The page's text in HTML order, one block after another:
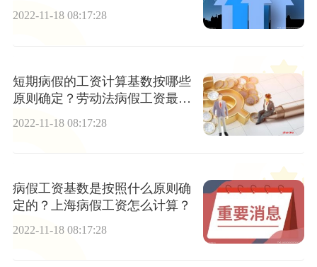
法是什么？
2022-11-18 08:17:28
短期病假的工资计算基数按哪些
原则确定？劳动法病假工资最新
2022-11-18 08:17:28
病假工资基数是按照什么原则确
定的？上海病假工资怎么计算？
2022-11-18 08:17:28